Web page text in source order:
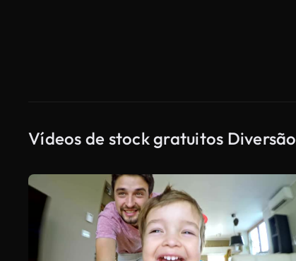
Vídeos de stock gratuitos Diversão